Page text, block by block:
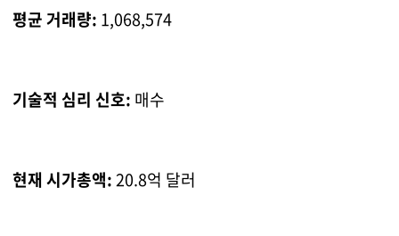
평균 거래량: 1,068,574
기술적 심리 신호: 매수
현재 시가총액:20.8억 달러